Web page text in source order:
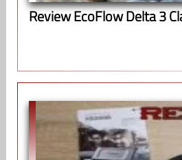
Review EcoFlow Delta 3